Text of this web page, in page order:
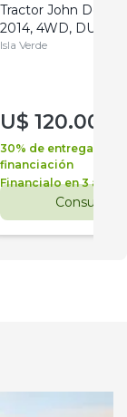
Tractor John Deere
2014, 4WD, DUAL
Isla Verde
U$ 120.000
30% de entrega +
financiación
Financialo en 3 años
Consultar